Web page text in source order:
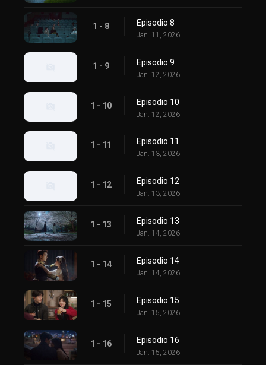
1 - 8 Episodio 8
Jan. 11, 2026
1 - 9 Episodio 9
Jan. 12, 2026
1 - 10 Episodio 10
Jan. 12, 2026
1 - 11 Episodio 11
Jan. 13, 2026
1 - 12 Episodio 12
Jan. 13, 2026
1 - 13 Episodio 13
Jan. 14, 2026
1 - 14 Episodio 14
Jan. 14, 2026
1 - 15 Episodio 15
Jan. 15, 2026
1 - 16 Episodio 16
Jan. 15, 2026